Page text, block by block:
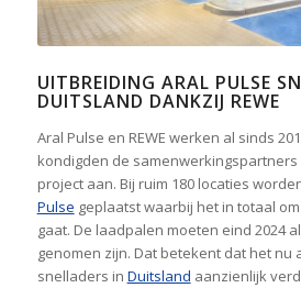
UITBREIDING ARAL PULSE
DUITSLAND DANKZIJ REWE
Aral Pulse en REWE werken al sinds
kondigden de
project aan. Bij ruim 180 locaties
Pulse geplaatst waarbij het in totaal
gaat. De laadpalen moeten eind 2024
genomen zijn. Dat betekent dat het nu
snelladers in Duitsland aanzienlijk